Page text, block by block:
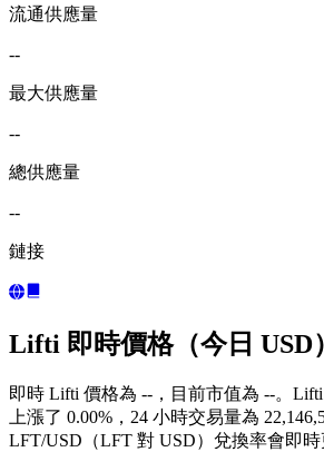
流通供應量
--
最大供應量
--
總供應量
--
鏈接
Lifti 即時價格（今日 USD）
即時 Lifti 價格為 --，目前市值為 --。
上漲了 0.00%，24 小時交易量為
LFT/USD（LFT 對 USD）兌換率會即時